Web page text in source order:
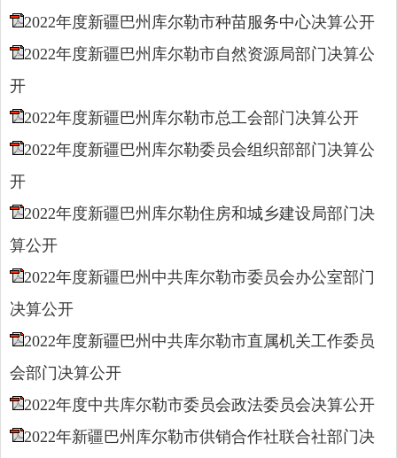
2022年度新疆巴州库尔勒市种苗服务中心决算公开
2022年度新疆巴州库尔勒市自然资源局部门决算公
开
2022年度新疆巴州库尔勒市总工会部门决算公开
2022年度新疆巴州库尔勒委员会组织部部门决算公
开
2022年度新疆巴州库尔勒住房和城乡建设局部门决
算公开
2022年度新疆巴州中共库尔勒市委员会办公室部门
决算公开
2022年度新疆巴州中共库尔勒市直属机关工作委员
会部门决算公开
2022年度中共库尔勒市委员会政法委员会决算公开
2022年新疆巴州库尔勒市供销合作社联合社部门决